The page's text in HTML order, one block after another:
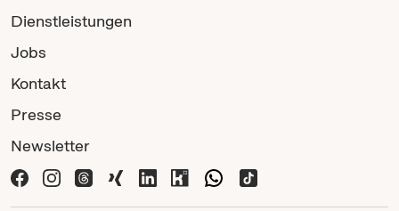
Dienstleistungen
Jobs
Kontakt
Presse
Newsletter